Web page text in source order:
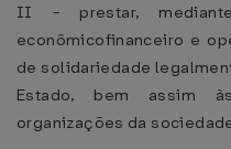
II - prestar,
econômicofinanceiro e
de solidariedade
Estado, bem assim
organizações da